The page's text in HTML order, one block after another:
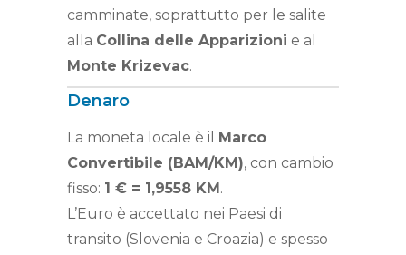
camminate, soprattutto per le salite
alla Collina delle Apparizioni e al
Monte Krizevac.
Denaro
La moneta locale è il
Marco
Convertibile (BAM/KM), con cambio
fisso: 1 € = 1,9558 KM .
L’Euro è accettato nei Paesi di
transito (Slovenia e Croazia) e spesso